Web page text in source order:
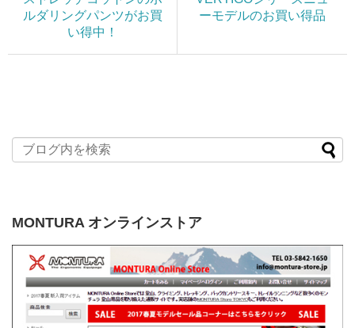
ルダリングパンツがお買
い得中！
ーモデルのお買い得品
MONTURA オンラインストア